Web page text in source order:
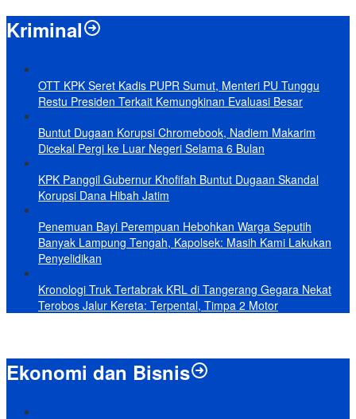
Kriminal
OTT KPK Seret Kadis PUPR Sumut, Menteri PU Tunggu
Restu Presiden Terkait Kemungkinan Evaluasi Besar
Buntut Dugaan Korupsi Chromebook, Nadiem Makarim
Dicekal Pergi ke Luar Negeri Selama 6 Bulan
KPK Panggil Gubernur Khofifah Buntut Dugaan Skandal
Korupsi Dana Hibah Jatim
Penemuan Bayi Perempuan Hebohkan Warga Seputih
Banyak Lampung Tengah, Kapolsek: Masih Kami Lakukan
Penyelidikan
Kronologi Truk Tertabrak KRL di Tangerang Gegara Nekat
Terobos Jalur Kereta: Terpental, Timpa 2 Motor
Ekonomi dan Bisnis